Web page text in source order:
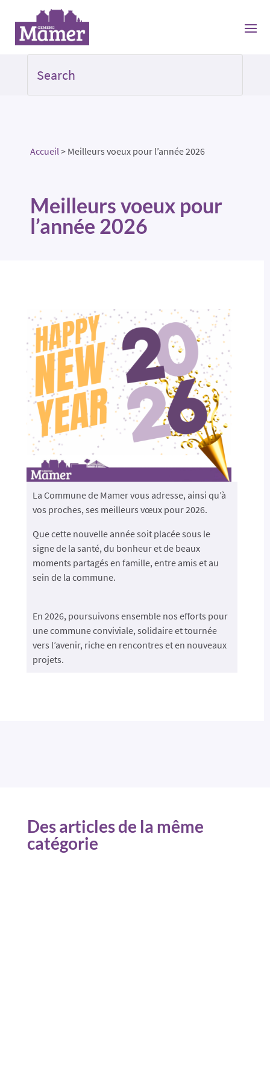
Accueil> Meilleurs voeux pour l’année 2026
Meilleurs voeux pour
l’année 2026
La Commune de Mamer vous adresse, ainsi qu’à
vos proches, ses meilleurs vœux pour 2026.
Que cette nouvelle année soit placée sous le
signe de la santé, du bonheur et de beaux
moments partagés en famille, entre amis et au
sein de la commune.
En 2026, poursuivons ensemble nos efforts pour
une commune conviviale, solidaire et tournée
vers l’avenir, riche en rencontres et en nouveaux
projets.
Des articles de la même
catégorie